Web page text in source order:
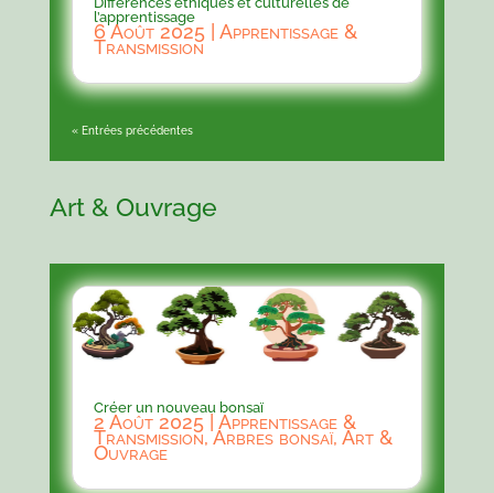
l’apprentissage
6 Août 2025| Apprentissage &
Transmission
« Entrées précédentes
Art & Ouvrage
Créer un nouveau bonsaï
2 Août 2025| Apprentissage &
Transmission,Arbres bonsaï,Art &
Ouvrage